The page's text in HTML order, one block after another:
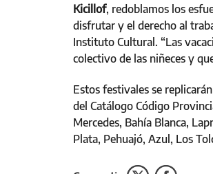
Kicillof, redoblamos los
disfrutar y el derecho al
Instituto Cultural. “Las
colectivo de las niñeces y
Estos festivales se
del Catálogo Código
Mercedes, Bahía Blanca,
Plata, Pehuajó, Azul, Los